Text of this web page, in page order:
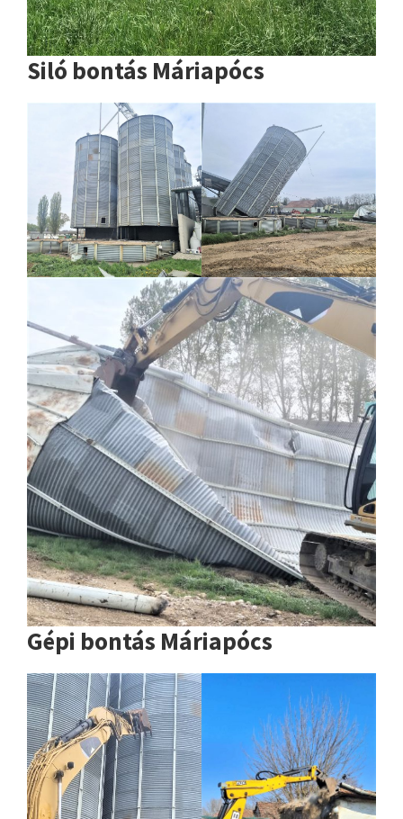
Siló bontás Máriapócs
Gépi bontás Máriapócs